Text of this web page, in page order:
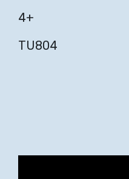
4+
TU804